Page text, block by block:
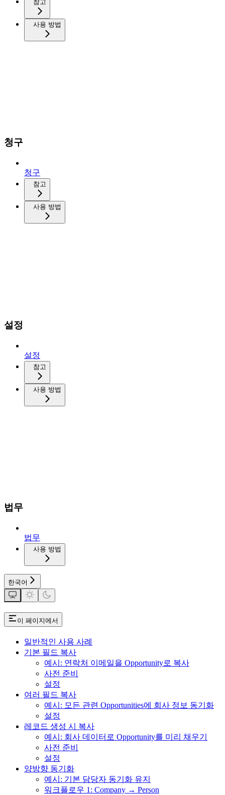
참고
사용 방법
청구
청구
참고
사용 방법
설정
설정
참고
사용 방법
법무
법무
사용 방법
한국어
이 페이지에서
일반적인 사용 사례
기본 필드 복사
예시: 연락처 이메일을 Opportunity로 복사
사전 준비
설정
여러 필드 복사
예시: 모든 관련 Opportunities에 회사 정보 동기화
설정
레코드 생성 시 복사
예시: 회사 데이터로 Opportunity를 미리 채우기
사전 준비
설정
양방향 동기화
예시: 기본 담당자 동기화 유지
워크플로우 1: Company → Person